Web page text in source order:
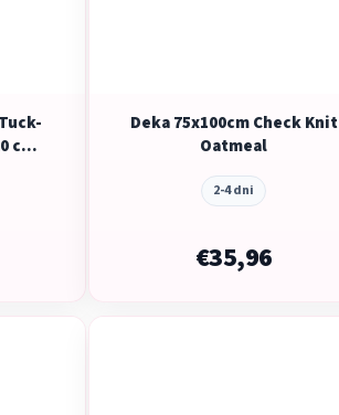
cm
Deka 75x100cm Check Knit
Oatmeal
2-4 dni
€35,96